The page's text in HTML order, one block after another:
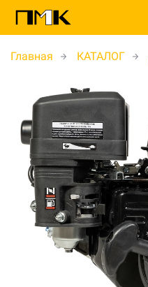
Главная КАТАЛОГ